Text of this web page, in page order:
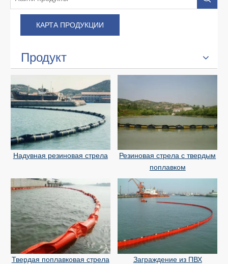
КАРТА ПРОДУКЦИИ
Продукт
Надувная резиновая стрела
Резиновая стрела с твердым
поплавком
Твердая поплавковая стрела
Заграждение из ПВХ